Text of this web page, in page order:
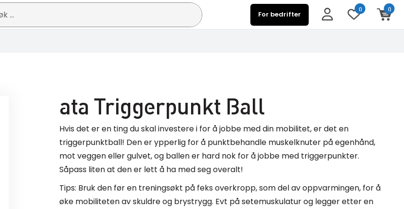
For bedrifter
0 0
ata Triggerpunkt Ball
Hvis det er en ting du skal investere i for å jobbe med din mobilitet, er det en
triggerpunktball! Den er ypperlig for å punktbehandle muskelknuter på egenhånd,
mot veggen eller gulvet, og ballen er hard nok for å jobbe med triggerpunkter.
Såpass liten at den er lett å ha med seg overalt!
Tips: Bruk den før en treningsøkt på feks overkropp, som del av oppvarmingen, for å
øke mobiliteten av skuldre og brystrygg. Evt på setemuskulatur og legger etter en